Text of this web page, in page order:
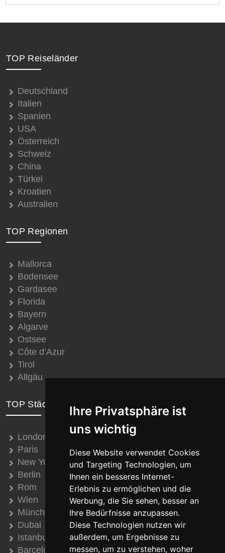
Ihre Privatsphäre ist
uns wichtig
Diese Website verwendet Cookies
und Targeting Technologien, um
Ihnen ein besseres Internet-
Erlebnis zu ermöglichen und die
Werbung, die Sie sehen, besser an
Ihre Bedürfnisse anzupassen.
Diese Technologien nutzen wir
außerdem, um Ergebnisse zu
messen, um zu verstehen, woher
TOP Reiseländer
Deutschland
Italien
Spanien
USA
Österreich
Schweiz
China
Türkei
Kroatien
Australien
TOP Regionen
Mallorca
Bodensee
Gardasee
Florida
Bayern
Algarve
Ostsee
Côte d’Azur
Tirol
Allgäu
TOP Städte
London
Paris
New York
Berlin
Rom
Wien
München
Dubai
Istanbul
Barcelona